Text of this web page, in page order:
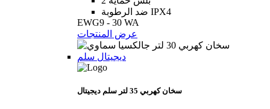
ضد الرطوبة IPX4
EWG9 - 30 WA
عرض المنتجات
ديجيتال سلم
سخان كهربي 35 لتر سلم ديجيتال